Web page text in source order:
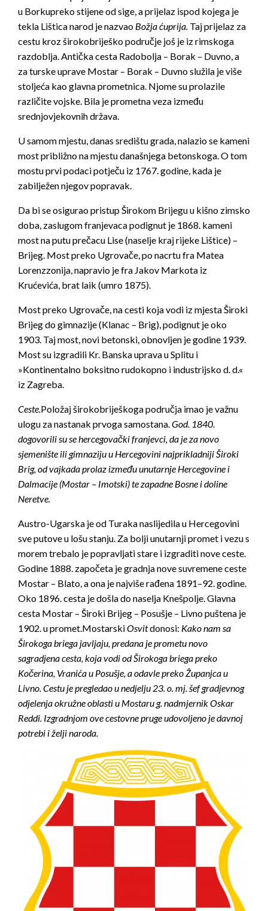
u Borkupreko stijene od sige, a prijelaz ispod kojega je
tekla Lištica narod je nazvao Božjaćuprija. Taj prijelaz za
cestu kroz širokobriješko područje još je iz rimskoga
razdoblja. Antička cesta Radobolja – Borak – Duvno, a
za turske uprave Mostar – Borak – Duvno služila je više
stoljeća kao glavna prometnica. Njome su prolazile
različite vojske. Bila je prometna veza između
srednjovjekovnih država.
U samom mjestu, danas središtu grada, nalazio se kameni
most približno na mjestu današnjega betonskoga. O tom
mostu prvi podaci potječu iz 1767. godine, kada je
zabilježen njegov popravak.
Da bi se osigurao pristup Širokom Brijegu u kišno zimsko
doba, zaslugom franjevaca podignut je 1868. kameni
most na putu prečacu Lise (naselje kraj rijeke Lištice) –
Brijeg. Most preko Ugrovače, po nacrtu fra Matea
Lorenzzonija, napravio je fra Jakov Markota iz
Krućevića, brat laik (umro 1875).
Most preko Ugrovače, na cesti koja vodi iz mjesta Široki
Brijeg do gimnazije (Klanac – Brig), podignut je oko
1903. Taj most, novi betonski, obnovljen je godine 1939.
Most su izgradili Kr. Banska uprava u Splitu i
»Kontinentalno boksitno rudokopno i industrijsko d. d.«
iz Zagreba.
Ceste.Položaj širokobriješkoga područja imao je važnu
ulogu za nastanak prvoga samostana.God. 1840.
dogovorili su se hercegovački franjevci, da je za novo
sjemenište ili gimnaziju u Hercegovini najprikladniji Široki
Brig, od vajkada prolaz između unutarnje Hercegovine i
Dalmacije (Mostar – Imotski) te zapadne Bosne i doline
Neretve.
Austro-Ugarska je od Turaka naslijedila u Hercegovini
sve putove u lošu stanju. Za bolji unutarnji promet i vezu s
morem trebalo je popravljati stare i izgraditi nove ceste.
Godine 1888. započeta je gradnja nove suvremene ceste
Mostar – Blato, a ona je najviše rađena 1891–92. godine.
Oko 1896. cesta je došla do naselja Knešpolje. Glavna
cesta Mostar – Široki Brijeg – Posušje – Livno puštena je
1902. u promet.MostarskiOsvitdonosi: Kako nam sa
Širokoga briega javljaju, predana je prometu novo
sagradjena cesta, koja vodi od Širokoga briega preko
Kočerina, Vranića u Posušje, a odavle preko Županjca u
Livno. Cestu je pregledao u nedjelju 23. o. mj. šef gradjevnog
odjelenja okružne oblasti u Mostaru g. nadmjernik Oskar
Reddi. Izgradnjom ove cestovne pruge udovoljeno je davnoj
potrebi i želji naroda.